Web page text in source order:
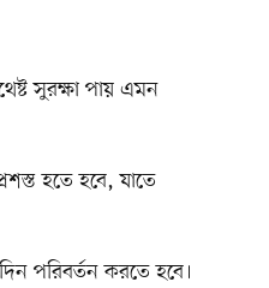
সুরক্ষা পায় এমন
হতে হবে, যাতে
পরিবর্তন করতে হবে।